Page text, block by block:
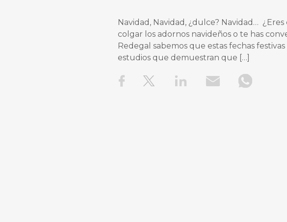
Navidad, Navidad, ¿dulce? Navidad…
colgar los adornos navideños o te has
Redegal sabemos que estas fechas
estudios que demuestran que […]